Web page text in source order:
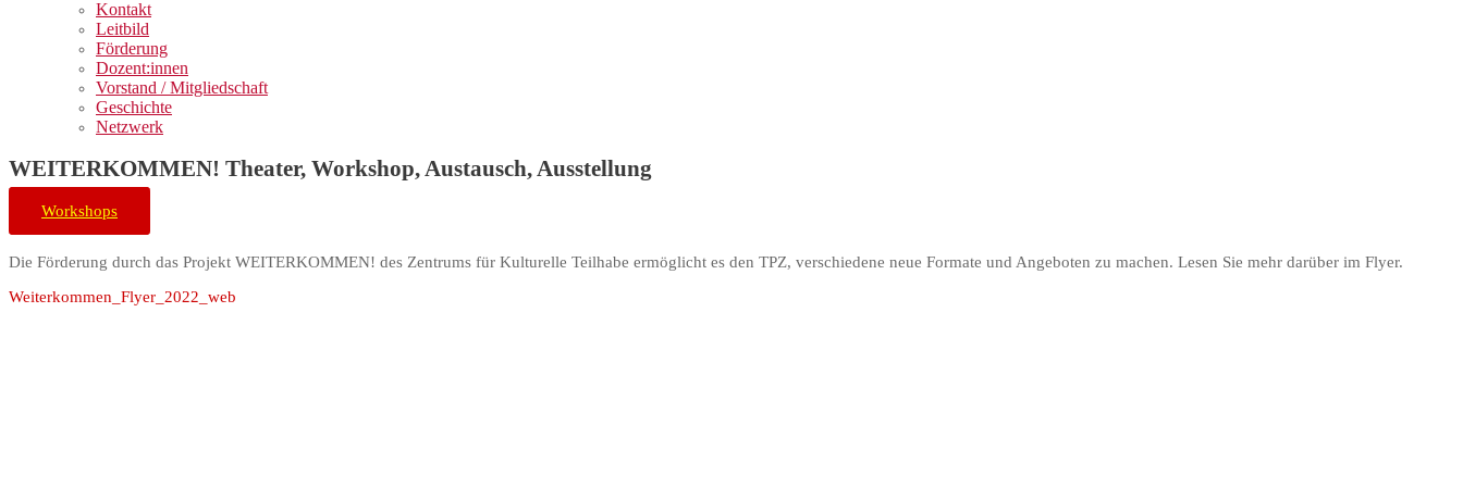
Kontakt
Leitbild
Förderung
Dozent:innen
Vorstand / Mitgliedschaft
Geschichte
Netzwerk
WEITERKOMMEN! Theater, Workshop, Austausch, Ausstellung
Workshops
Die Förderung durch das Projekt WEITERKOMMEN! des Zentrums für Kulturelle Teilhabe ermöglicht es den TPZ, verschiedene neue Formate und Angeboten zu machen. Lesen Sie mehr darüber im Flyer.
Weiterkommen_Flyer_2022_web